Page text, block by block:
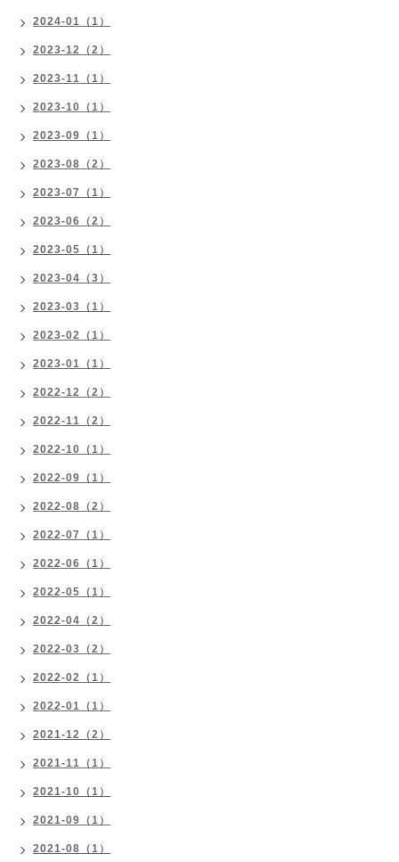
2024-01（1）
2023-12（2）
2023-11（1）
2023-10（1）
2023-09（1）
2023-08（2）
2023-07（1）
2023-06（2）
2023-05（1）
2023-04（3）
2023-03（1）
2023-02（1）
2023-01（1）
2022-12（2）
2022-11（2）
2022-10（1）
2022-09（1）
2022-08（2）
2022-07（1）
2022-06（1）
2022-05（1）
2022-04（2）
2022-03（2）
2022-02（1）
2022-01（1）
2021-12（2）
2021-11（1）
2021-10（1）
2021-09（1）
2021-08（1）